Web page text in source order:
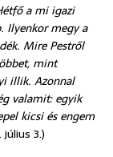
a mi igazi
Ilyenkor megy a
Mire Pestről
mint
illik. Azonnal
valamit: egyik
kicsi és engem
3.)